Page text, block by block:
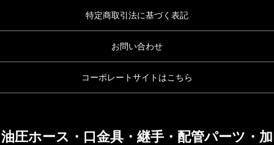
特定商取引法に基づく表記
お問い合わせ
コーポレートサイトはこちら
油圧ホース・口金具・継手・配管パーツ・加